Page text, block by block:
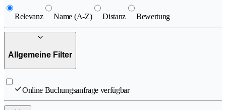
Relevanz Name (A-Z) Distanz Bewertung
Allgemeine Filter
Online Buchungsanfrage verfügbar